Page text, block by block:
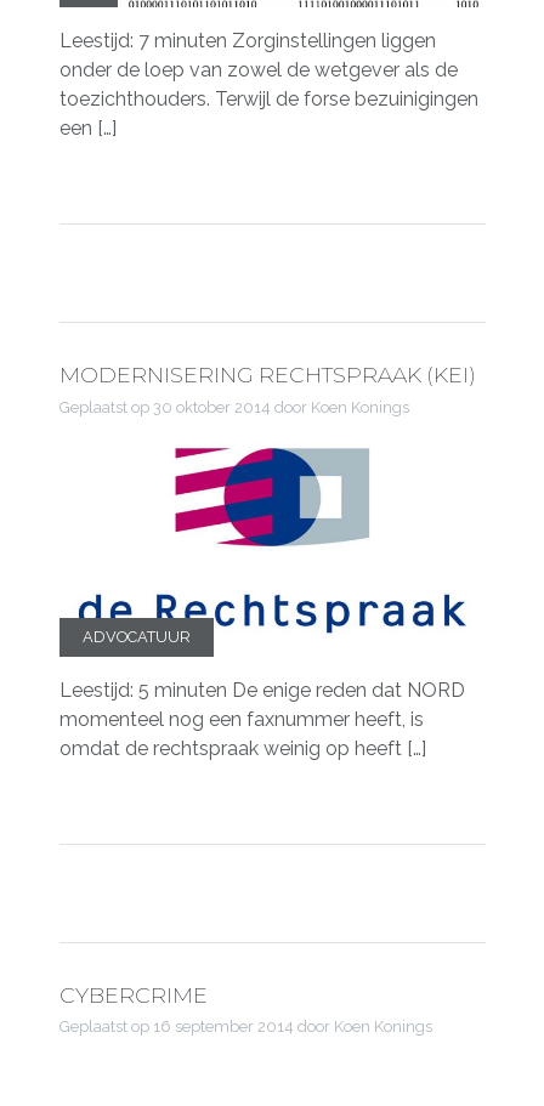
Leestijd: 7 minuten Zorginstellingen liggen
onder de loep van zowel de wetgever als de
toezichthouders. Terwijl de forse bezuinigingen
een […]
MODERNISERING RECHTSPRAAK (KEI)
Geplaatst op 30 oktober 2014 door Koen Konings
ADVOCATUUR
Leestijd: 5 minuten De enige reden dat NORD
momenteel nog een faxnummer heeft, is
omdat de rechtspraak weinig op heeft […]
CYBERCRIME
Geplaatst op 16 september 2014 door Koen Konings